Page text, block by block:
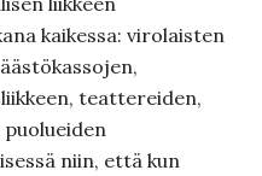
kaikessa: virolaisten
teattereiden,
niin, että kun